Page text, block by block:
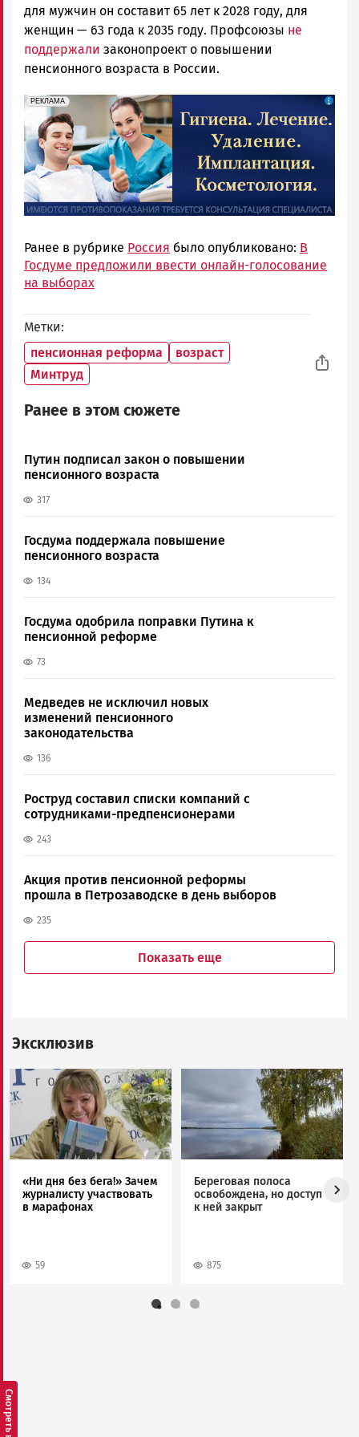
для мужчин он составит 65 лет к 2028 году, для
женщин — 63 года к 2035 году. Профсоюзы не
поддержали законопроект о повышении
пенсионного возраста в России.
erid: 2SDnjdpiKp6
РЕКЛАМА
Реклама
Ранее в рубрике Россия было опубликовано: В
Госдуме предложили ввести онлайн-голосование
на выборах
Метки
пенсионная реформа
возраст
Минтруд
Ранее в этом сюжете
Путин подписал закон о повышении
пенсионного возраста
317
Госдума поддержала повышение
пенсионного возраста
134
Госдума одобрила поправки Путина к
пенсионной реформе
73
Медведев не исключил новых
изменений пенсионного
законодательства
136
Роструд составил списки компаний с
сотрудниками-предпенсионерами
243
Акция против пенсионной реформы
прошла в Петрозаводске в день выборов
235
Показать еще
Эксклюзив
Image
«Ни дня без бега!» Зачем
журналисту участвовать
в марафонах
59
Береговая полоса
освобождена, но доступ
к ней закрыт
875